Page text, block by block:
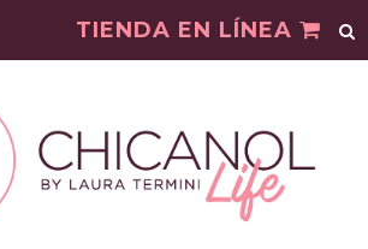
TIENDA EN LÍNEA